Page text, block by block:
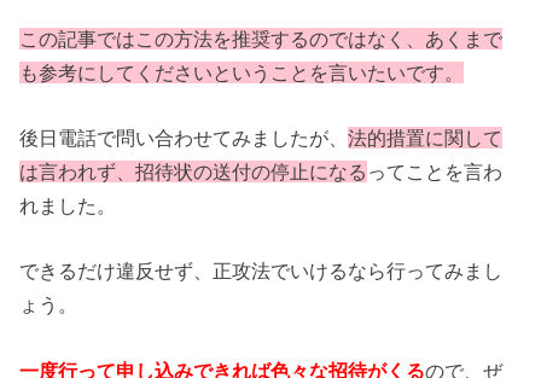
この記事ではこの方法を推奨するのではなく、あくまで
も参考にしてくださいということを言いたいです。
後日電話で問い合わせてみましたが、法的措置に関して
は言われず、招待状の送付の停止になる ってことを言わ
れました。
できるだけ違反せず、正攻法でいけるなら行ってみまし
ょう。
一度行って申し込みできれば色々な招待がくるので、ぜ